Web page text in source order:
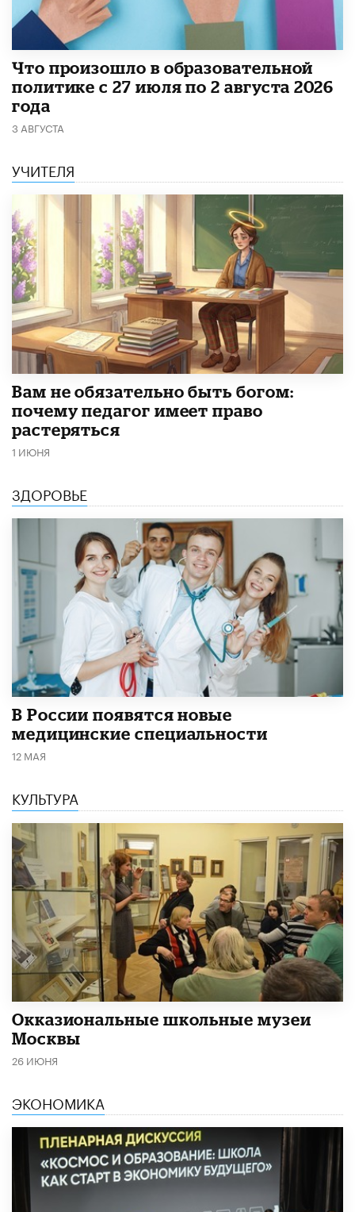
​Что произошло в образовательной
политике с 27 июля по 2 августа 2026
года
3 АВГУСТА
УЧИТЕЛЯ
​Вам не обязательно быть богом:
почему педагог имеет право
растеряться
1 ИЮНЯ
ЗДОРОВЬЕ
В России появятся новые
медицинские специальности
12 МАЯ
КУЛЬТУРА
​Окказиональные школьные музеи
Москвы
26 ИЮНЯ
ЭКОНОМИКА